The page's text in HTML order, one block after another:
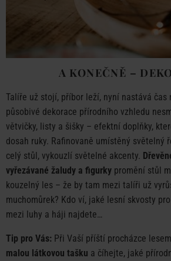
A KONEČNĚ –
Talíře už stojí, příbor leží, nyní nastává čas
působivé dekorace přírodního vzhledu
větvičky, listy a šišky – efektní doplňky,
dosah ruky. Rafinovaně umístěný světelný
celý stůl, vykouzlí světelné akcenty.
vyřezávané žaludy a figurky promění stůl
kouzelný les – že by tam mezi talíři už
muchomůrek? Kdo ví, jaké lesní skvosty
mezi luhy a háji najdete…
Tip pro Vás: Při Vaší příští procházce
malou látkovou tašku a číhejte, jaké